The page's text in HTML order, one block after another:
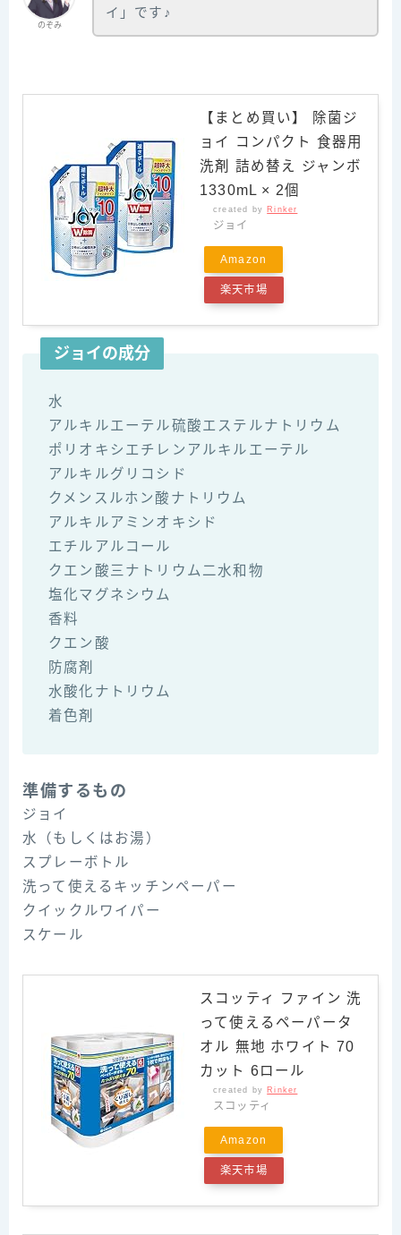
のぞみ
イ」です♪
【まとめ買い】 除菌ジ
ョイ コンパクト 食器用
洗剤 詰め替え ジャンボ
1330mL × 2個
created by Rinker
ジョイ
Amazon
楽天市場
ジョイの成分
水
アルキルエーテル硫酸エステルナトリウム
ポリオキシエチレンアルキルエーテル
アルキルグリコシド
クメンスルホン酸ナトリウム
アルキルアミンオキシド
エチルアルコール
クエン酸三ナトリウム二水和物
塩化マグネシウム
香料
クエン酸
防腐剤
水酸化ナトリウム
着色剤
準備するもの
ジョイ
水（もしくはお湯）
スプレーボトル
洗って使えるキッチンペーパー
クイックルワイパー
スケール
スコッティ ファイン 洗
って使えるペーパータ
オル 無地 ホワイト 70
カット 6ロール
created by Rinker
スコッティ
Amazon
楽天市場